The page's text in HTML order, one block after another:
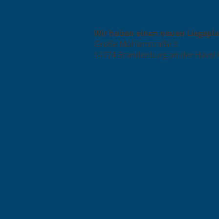
Wir haben einen neuen
Große Mühlenstraße 9
14774 Brandenburg an der Havel